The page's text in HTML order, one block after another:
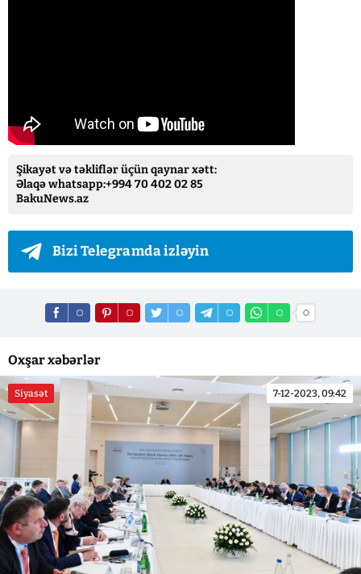
Şikayət və təkliflər üçün qaynar xətt:
Əlaqə whatsapp:+994 70 402 02 85
BakuNews.az
Bizi Telegramda izləyin
Oxşar xəbərlər
Siyasət 7-12-2023, 09:42